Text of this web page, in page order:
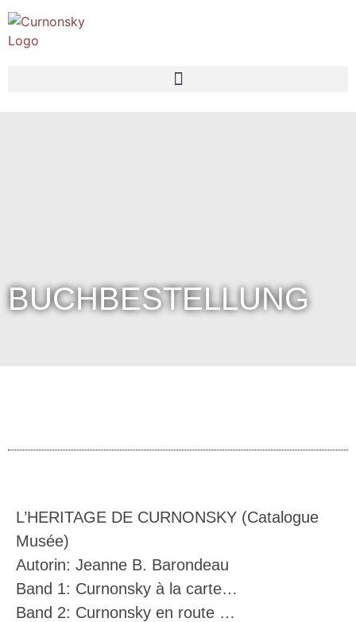
BUCHBESTELLUNG
L’HERITAGE DE CURNONSKY (Catalogue
Musée)
Autorin: Jeanne B. Barondeau
Band 1: Curnonsky à la carte…
Band 2: Curnonsky en route …